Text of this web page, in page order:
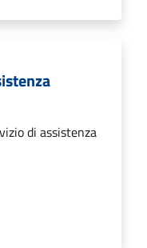
di assistenza